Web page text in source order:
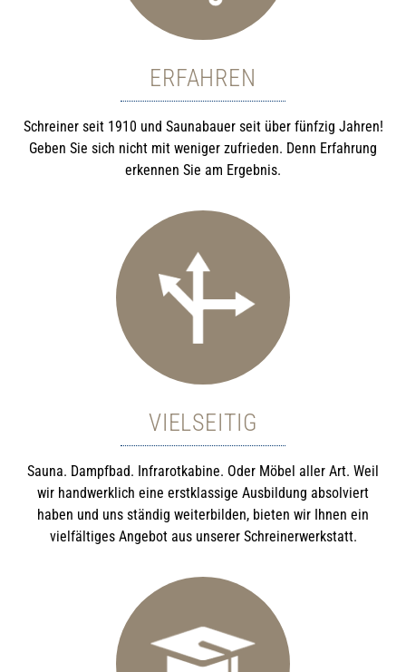
ERFAHREN
Schreiner seit 1910 und Saunabauer seit über fünfzig Jahren!
Geben Sie sich nicht mit weniger zufrieden. Denn Erfahrung
erkennen Sie am Ergebnis.
VIELSEITIG
Sauna. Dampfbad. Infrarotkabine. Oder Möbel aller Art. Weil
wir handwerklich eine erstklassige Ausbildung absolviert
haben und uns ständig weiterbilden, bieten wir Ihnen ein
vielfältiges Angebot aus unserer Schreinerwerkstatt.